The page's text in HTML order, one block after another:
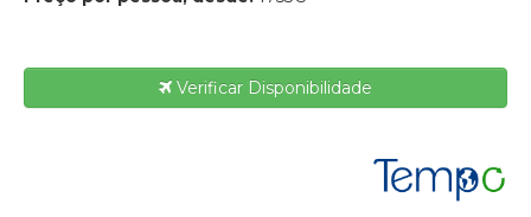
Verificar Disponibilidade